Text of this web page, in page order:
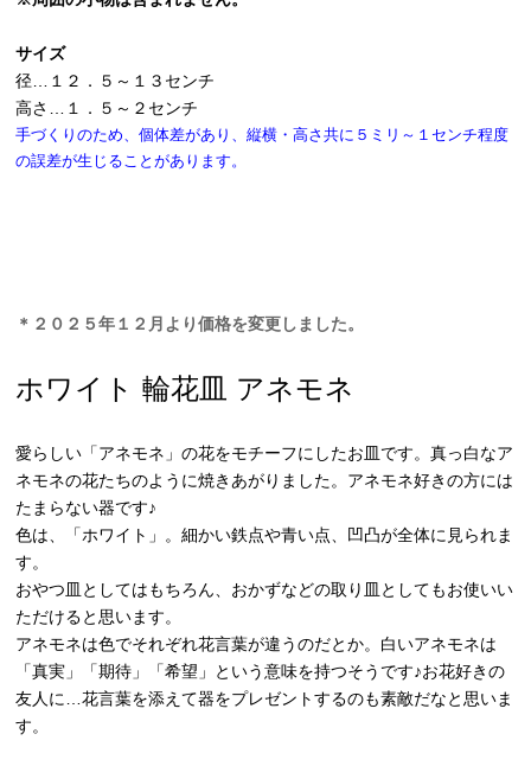
サイズ
径…１２．５～１３センチ
高さ…１．５～２センチ
手づくりのため、個体差があり、縦横・高さ共に５ミリ～１センチ程度
の誤差が生じることがあります。
＊２０２５年１２月より価格を変更しました。
ホワイト 輪花皿 アネモネ
愛らしい「アネモネ」の花をモチーフにしたお皿です。真っ白なア
ネモネの花たちのように焼きあがりました。アネモネ好きの方には
たまらない器です♪
色は、「ホワイト」。細かい鉄点や青い点、凹凸が全体に見られま
す。
おやつ皿としてはもちろん、おかずなどの取り皿としてもお使いい
ただけると思います。
アネモネは色でそれぞれ花言葉が違うのだとか。白いアネモネは
「真実」「期待」「希望」という意味を持つそうです♪お花好きの
友人に…花言葉を添えて器をプレゼントするのも素敵だなと思いま
す。